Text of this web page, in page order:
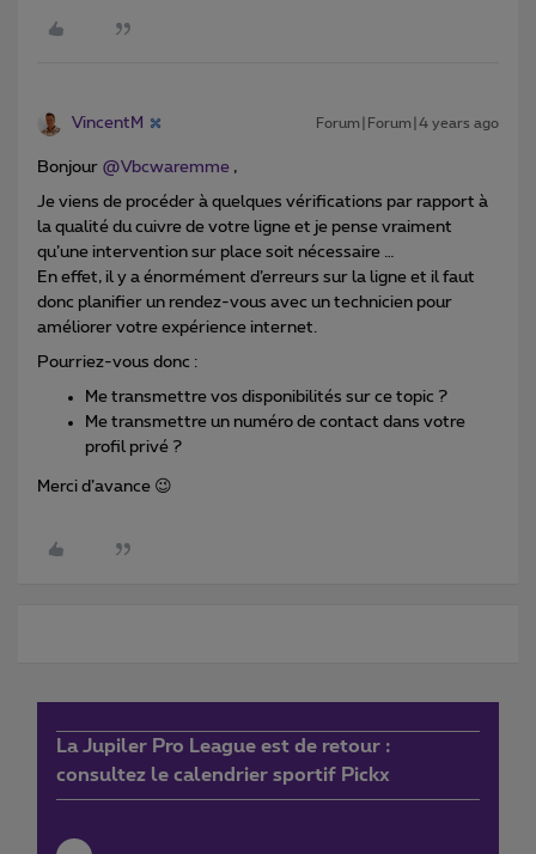
VincentM Forum|Forum|4 years ago
Bonjour @Vbcwaremme ,
Je viens de procéder à quelques vérifications par rapport à
la qualité du cuivre de votre ligne et je pense vraiment
qu’une intervention sur place soit nécessaire …
En effet, il y a énormément d’erreurs sur la ligne et il faut
donc planifier un rendez-vous avec un technicien pour
améliorer votre expérience internet.
Pourriez-vous donc :
Me transmettre vos disponibilités sur ce topic ?
Me transmettre un numéro de contact dans votre
profil privé ?
Merci d’avance 😉
La Jupiler Pro League est de retour :
consultez le calendrier sportif Pickx